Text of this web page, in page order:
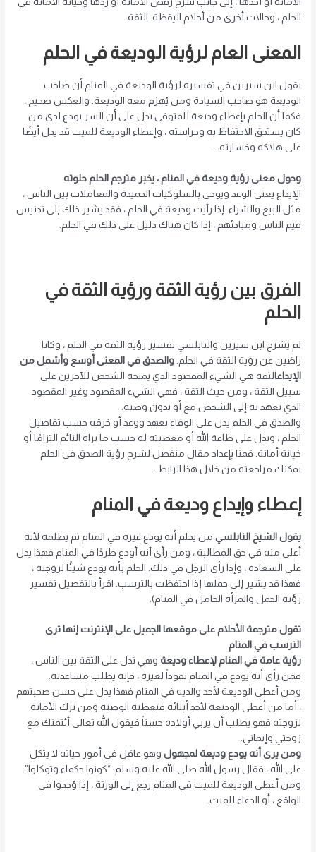
الحلم ، وحالات أخرى من أحلام اليقظة. الثقة.
المعنى العام لرؤية الوديعة في الحلم
يقول ابن سيرين في تفسيره لرؤية الوديعة في المنام أن صاحب
الوديعة هو صاحب السيادة ومن يُهزم معه الوديعة. والعكس صحيح ،
فكما أن الحلم بإعطاء وديعة للمتوفى يدل على أن السر يودع لدى من
كان يستحق الاحتفاظ به وحراسته ، وإعطاء الوديعة للميت قد يدل أيضًا
على هلاكه وخسارته. .
وحول معنى رؤية وديعة في المنام ، يخبر مترجم الحلم حلوته
الإيداع يعني الوعد ويوحي بالسلوكيات الحميدة والمعاملات بين الناس ،
مثل البيع والشراء. إذا رأيت وديعة في الحلم ، فقد يشير ذلك إلى تدنيس
قيم الناس ومبادئهم ، إذا كان هناك دليل على ذلك في الحلم.
الفرق بين رؤية الثقة ورؤية الثقة في
الحلم
لم يشرح ابن سيرين والنابلسي تفسير رؤية الثقة في الحلم ، وكانا
راضين عن رؤية الثقة في الحلم.والصدق في المعنى أوسع وأشمل من
الإيداعالثقة هي الشيء المقصود الذي يمنحه الشخص للآخرين على
سبيل الثقة ، ومن حيث الثقة ، فهي الشيء المقصود وغير المقصود
الذي يعهد به إلى الشخص مع أو بدون وصية.
والصدق في الحلم يدل على الوفاء بعهد ووعد أو خرقه حسب تفاصيل
الحلم ، ويدل على طاعة الله أو معصيته له حسب ما يراه النائم التزامًا أو
خيانة أمانة. قمنا بإعداد مقال منفصل لشرح رؤية الصدق في الحلم
يمكنك مراجعته من خلال هذا الرابط.
إعطاء وإيداع وديعة في المنام
يقول الشيخ النابلسي من يحلم أنه يودع غيره في المنام ثم يظلمه لأنه
أعلى منه في حق المطالبة ، ومن رأى أنه أودع طردًا في المنام فهذا يدل
على السعادة ، وإذا رأى الرجل في ذلك. الحلم بأنه يودع شيئًا لزوجته ،
فهذا قد يشير إلى حملها إذا احتفظت بالترسب. اقرأ بالتفصيل تفسير
رؤية الحمل والمرأة الحامل في المنام).
تقول مترجمة الأحلام على موقعها الجميل على الإنترنت إنها ترى
الترسب في المنام
رؤية عامة في المنام لإعطاء وديعة وهي تدل على الثقة بين الناس ،
فمن رأى أنه يودع في المنام نقوداً لغيره ، فإنه يطلب مساعدته.
ومن أعطى الوديعة لأحد والديه في المنام فهذا يدل على حسن صحبتهم
، أما من أعطى الوديعة لأحد أبنائه فيعطيه الوصية ومن ترك الأمانة
لزوجته فهو يطلب أن يربي أولاده حسناً فيقول الله تعالى أئتمنك مع
زوجتي وإيماني.
ومن يرى أنه يودع وديعة لمجهول وهو عاقل في أمور حياته لا يتكل
على الله ، فقال رسول الله صلى الله عليه وسلم: “كونوا حكماء وتوكلوا”.
ومن أعطى الوديعة للميت في المنام رجع إلى الورثة ، إذا وُجدوا في
الواقع ، أو الدعاء للميت.